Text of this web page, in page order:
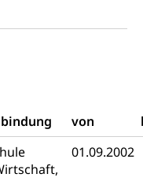
von
01.09.2002
Luzern)
Luzern
dritte